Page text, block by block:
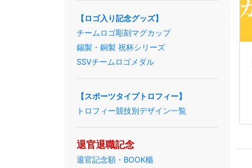
【ロゴ入り記念グッズ】
チームロゴ彫刻マグカップ
錫製・銅製 祝杯シリーズ
SSVチームロゴメダル
【スポーツタイプトロフィー】
トロフィー競技別デザイン一覧
退官退職記念
退官記念額・BOOK楯